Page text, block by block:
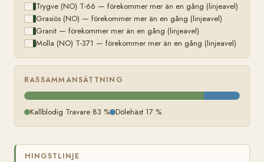
Trygve (NO) T-66 — förekommer mer än en gång (linjeavel)
Grasiös (NO) — förekommer mer än en gång (linjeavel)
Granit — förekommer mer än en gång (linjeavel)
Molla (NO) T-371 — förekommer mer än en gång (linjeavel)
RASSAMMANSÄTTNING
Kallblodig Travare 83 % Dölehäst 17 %
HINGSTLINJE